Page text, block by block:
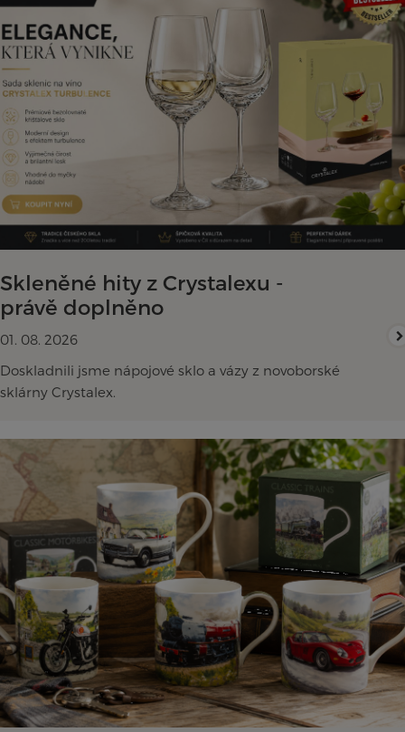
Skleněné hity z Crystalexu -
právě doplněno
01. 08. 2026
Doskladnili jsme nápojové sklo a vázy z novoborské
sklárny Crystalex.